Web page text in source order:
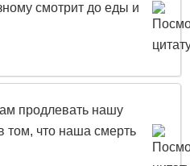
смотрит до еды и
продлевать нашу
том, что наша смерть